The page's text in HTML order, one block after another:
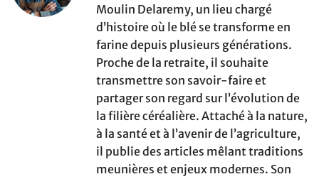
Moulin Delaremy, un lieu chargé
d’histoire où le blé se transforme en
farine depuis plusieurs générations.
Proche de la retraite, il souhaite
transmettre son savoir-faire et
partager son regard sur l’évolution de
la filière céréalière. Attaché à la nature,
à la santé et à l’avenir de l’agriculture,
il publie des articles mêlant traditions
meunières et enjeux modernes. Son